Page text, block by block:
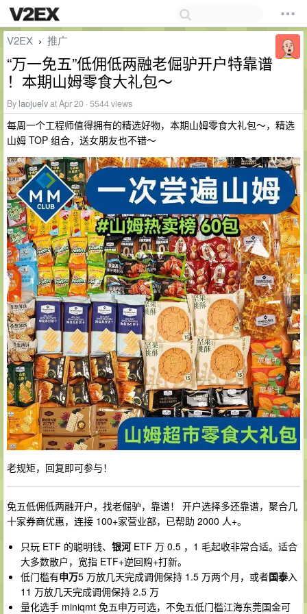
V2EX › 推广
“万一免五”低佣低两融老倔驴开户特靠谱
！本期山姆零食大礼包～
By laojuelvat Apr 20 · 5544 views
每周一个工程师值得拥有的精选好物，本期山姆零食大礼包～，精选
山姆 TOP 组合，送女朋友也不错～
老规矩，回复即可参与！
免五低佣低两融开户，找老倔驴，靠谱！ 开户选择多还靠谱，聚合几
十家券商优惠，连接 100+家营业部，已帮助 2000 人+。
只玩 ETF 的聪明钱、 银河 ETF 万 0.5 ，1 毛起收非常合适。适合
大多数散户，宽指 ETF+逆回购+打新。
低门槛有申万5 万放几天完成调佣保持 1.5 万两个月，或者国泰入
11 万放几天完成调佣保持 2.5 万
量化选手 miniqmt 免五申万可选，不免五低门槛江海东莞国金可